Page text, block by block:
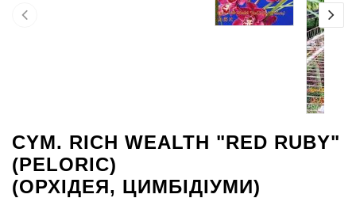
CYM. RICH WEALTH "RED RUBY"
(PELORIC)
(ОРХІДЕЯ, ЦИМБІДІУМИ)